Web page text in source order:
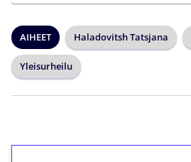
AIHEET Haladovitsh Tatsjana
Yleisurheilu